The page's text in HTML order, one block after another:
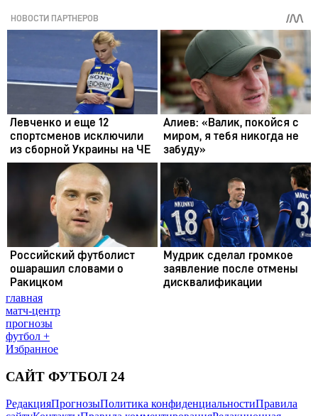
главная
матч-центр
прогнозы
футбол +
Избранное
САЙТ ФУТБОЛ 24
РедакцияПрогнозыПолитика конфиденциальностиПравила